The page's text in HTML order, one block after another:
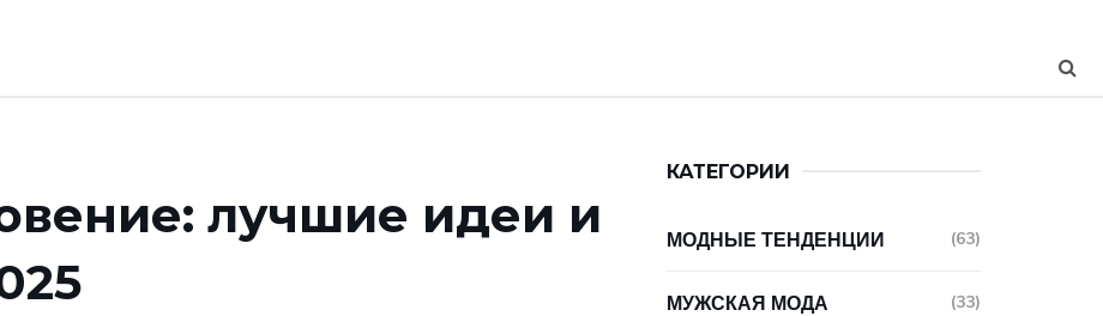
лучшие идеи и
КАТЕГОРИИ
МОДНЫЕ ТЕНДЕНЦИИ (63)
МУЖСКАЯ МОДА (33)